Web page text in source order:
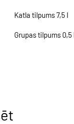
Katla tilpums 7,5 l
Grupas tilpums 0,5